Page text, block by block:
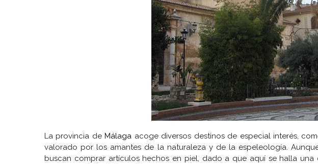
La provincia deMálaga acoge diversos destinos de especial interés,
valorado por los amantes de la naturaleza y de la espeleología.
buscan comprar artículos hechos en piel, dado a que aquí se halla